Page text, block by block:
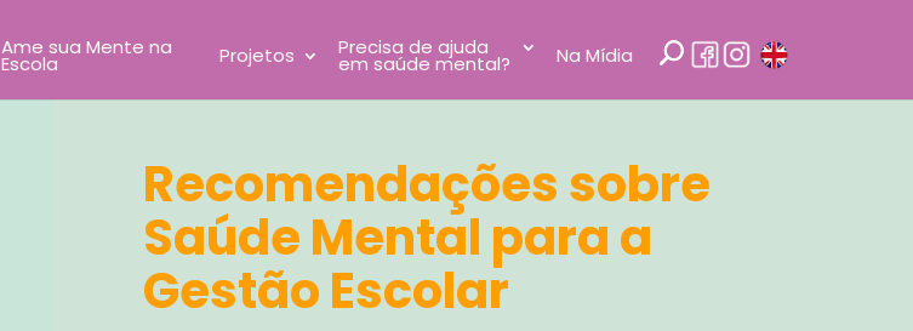
Ame sua Mente na
Escola Projetos Precisa de ajuda
em saúde mental? Na Mídia
Recomendações sobre
Saúde Mental para a
Gestão Escolar